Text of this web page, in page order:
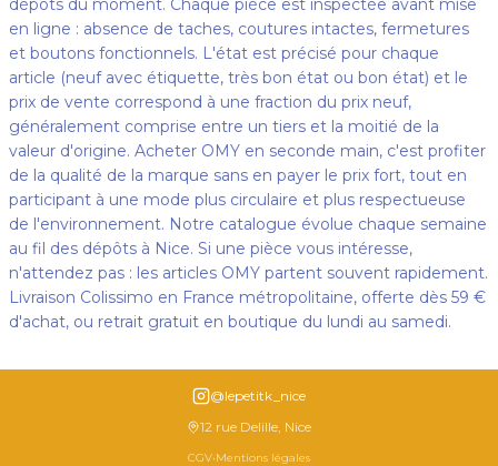
dépôts du moment. Chaque pièce est inspectée avant mise
en ligne : absence de taches, coutures intactes, fermetures
et boutons fonctionnels. L'état est précisé pour chaque
article (neuf avec étiquette, très bon état ou bon état) et le
prix de vente correspond à une fraction du prix neuf,
généralement comprise entre un tiers et la moitié de la
valeur d'origine. Acheter OMY en seconde main, c'est profiter
de la qualité de la marque sans en payer le prix fort, tout en
participant à une mode plus circulaire et plus respectueuse
de l'environnement. Notre catalogue évolue chaque semaine
au fil des dépôts à Nice. Si une pièce vous intéresse,
n'attendez pas : les articles OMY partent souvent rapidement.
Livraison Colissimo en France métropolitaine, offerte dès 59 €
d'achat, ou retrait gratuit en boutique du lundi au samedi.
@lepetitk_nice
12 rue Delille, Nice
CGV•Mentions légales